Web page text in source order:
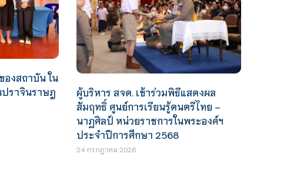
องสถาบัน ใน
ปราจินราษฎ
ผู้บริหาร สจด. เข้าร่วมพิธีแสดงผล
สัมฤทธิ์ ศูนย์การเรียนรู้ดนตรีไทย –
นาฏศิลป์ หน่วยราชการในพระองค์ฯ
ประจำปีการศึกษา 2568
24 กรกฎาคม 2026